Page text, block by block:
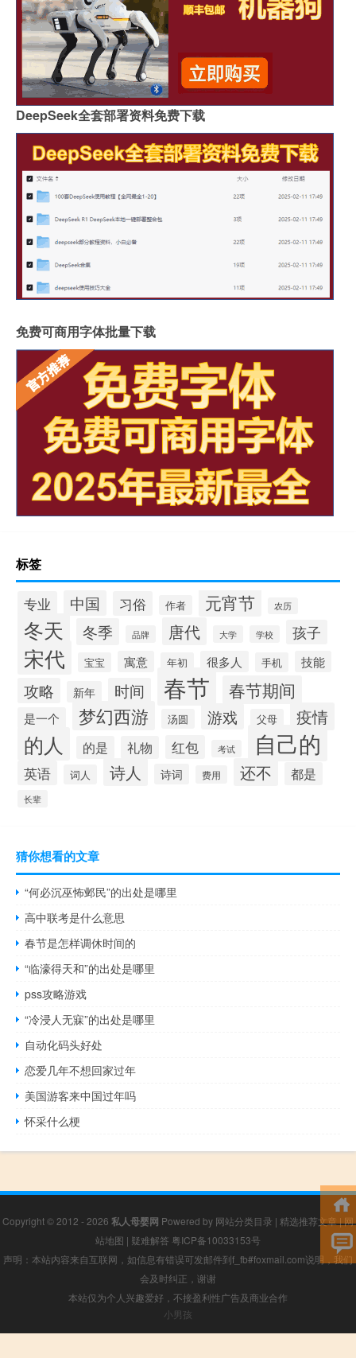
DeepSeek全套部署资料免费下载
免费可商用字体批量下载
标签
专业 中国 习俗 作者 元宵节 农历
冬天 冬季 品牌 唐代 大学 学校 孩子
宋代 宝宝 寓意 年初 很多人 手机 技能
攻略 新年 时间 春节 春节期间
是一个 梦幻西游 汤圆 游戏 父母 疫情
的人 的是 礼物 红包 考试 自己的
英语 词人 诗人 诗词 费用 还不 都是
长辈
猜你想看的文章
“何必沉巫怖邺民”的出处是哪里
高中联考是什么意思
春节是怎样调休时间的
“临濠得天和”的出处是哪里
pss攻略游戏
“冷浸人无寐”的出处是哪里
自动化码头好处
恋爱几年不想回家过年
美国游客来中国过年吗
怀采什么梗
Copyright © 2012 - 2026 私人母婴网 Powered by 网站分类目录 | 精选推荐文章|网
站地图 | 疑难解答 粤ICP备10033153号
声明：本站内容来自互联网，如信息有错误可发邮件到f_fb#foxmail.com说明，我们
会及时纠正，谢谢
本站仅为个人兴趣爱好，不接盈利性广告及商业合作
小男孩